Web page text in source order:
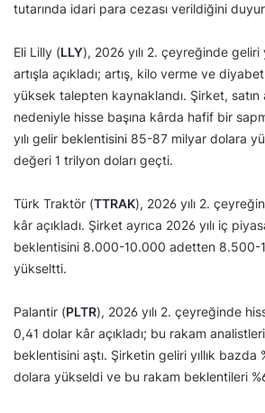
tutarında idari para cezası verildiğini
Eli Lilly (LLY), 2026 yılı 2. çeyreğinde geliri
artışla açıkladı; artış, kilo verme ve
yüksek talepten kaynaklandı. Şirket, satın
nedeniyle hisse başına kârda hafif bir
yılı gelir beklentisini 85-87 milyar dolara
değeri 1 trilyon doları geçti.
Türk Traktör (TTRAK), 2026 yılı 2.
kâr açıkladı. Şirket ayrıca 2026 yılı iç
beklentisini 8.000-10.000 adetten 8.500-
yükseltti.
Palantir (PLTR), 2026 yılı 2. çeyreğinde
0,41 dolar kâr açıkladı; bu rakam
beklentisini aştı. Şirketin geliri yıllık bazda
dolara yükseldi ve bu rakam beklentileri